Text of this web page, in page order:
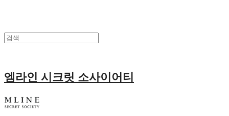
엠라인 시크릿 소사이어티